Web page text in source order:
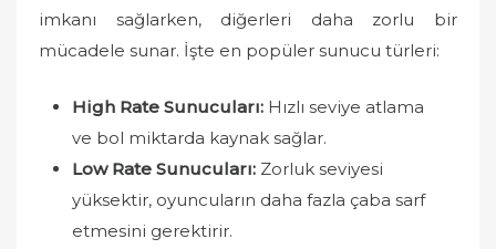
imkanı sağlarken, diğerleri daha zorlu bir
mücadele sunar. İşte en popüler sunucu türleri:
High Rate Sunucuları: Hızlı seviye atlama
ve bol miktarda kaynak sağlar.
Low Rate Sunucuları: Zorluk seviyesi
yüksektir, oyuncuların daha fazla çaba sarf
etmesini gerektirir.